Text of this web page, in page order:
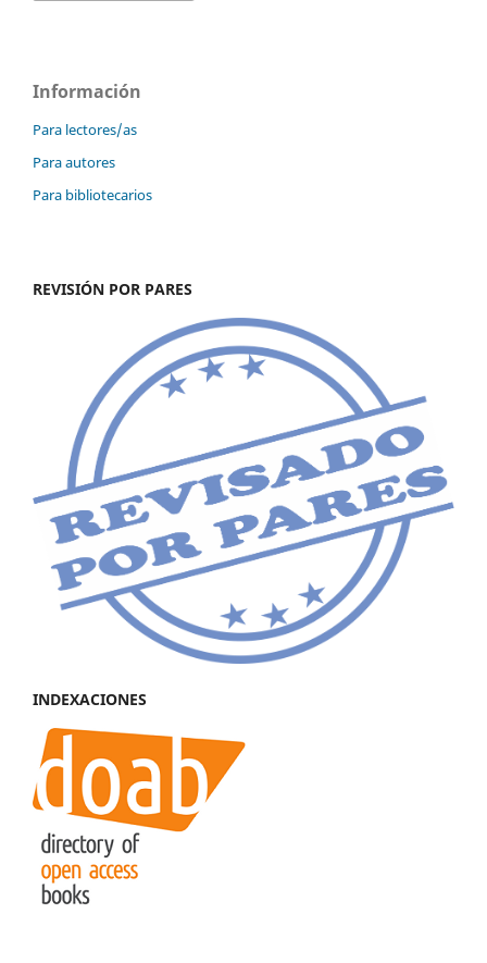
Información
Para lectores/as
Para autores
Para bibliotecarios
REVISIÓN POR PARES
INDEXACIONES